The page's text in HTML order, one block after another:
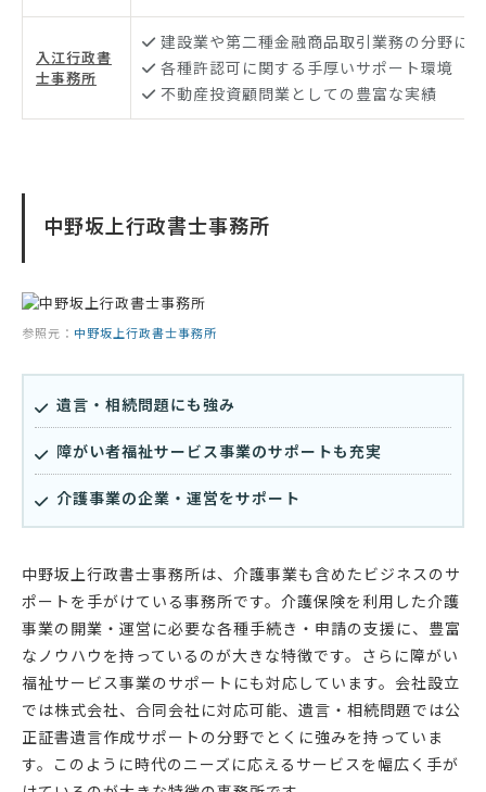
入江行政書
士事務所
建設業や第二種金融商品取引業務の分野に
各種許認可に関する手厚いサポート環境
不動産投資顧問業としての豊富な実績
中野坂上行政書士事務所
参照元： 中野坂上行政書士事務所
遺言・相続問題にも強み
障がい者福祉サービス事業のサポートも充実
介護事業の企業・運営をサポート
中野坂上行政書士事務所は、介護事業も含めたビジネスのサ
ポートを手がけている事務所です。介護保険を利用した介護
事業の開業・運営に必要な各種手続き・申請の支援に、豊富
なノウハウを持っているのが大きな特徴です。さらに障がい
福祉サービス事業のサポートにも対応しています。会社設立
では株式会社、合同会社に対応可能、遺言・相続問題では公
正証書遺言作成サポートの分野でとくに強みを持っていま
す。このように時代のニーズに応えるサービスを幅広く手が